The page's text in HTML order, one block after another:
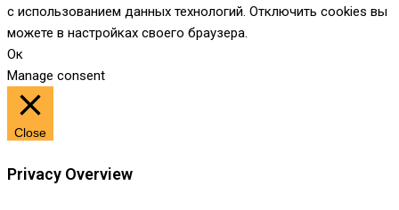
с использованием данных технологий. Отключить cookies вы
можете в настройках своего браузера.
Ок
Manage consent
Close
Privacy Overview